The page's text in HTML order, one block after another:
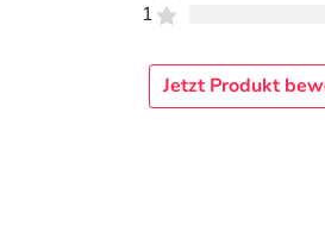
1
Jetzt Produkt